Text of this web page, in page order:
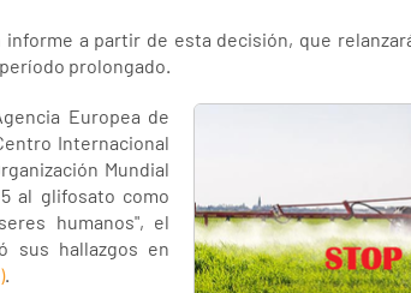
informe a partir de esta decisión, que
prolongado.
Europea de
Internacional
Mundial
al glifosato como
humanos", el
sus hallazgos en
.